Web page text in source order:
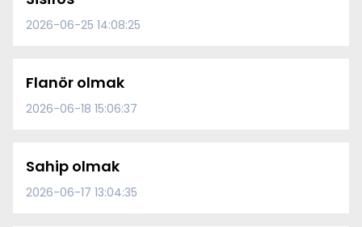
2026-06-25 14:08:25
Flanör olmak
2026-06-18 15:06:37
Sahip olmak
2026-06-17 13:04:35